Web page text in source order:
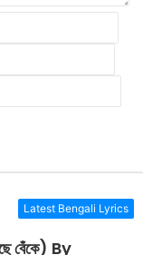
Latest Bengali Lyrics
বেঁকে) By